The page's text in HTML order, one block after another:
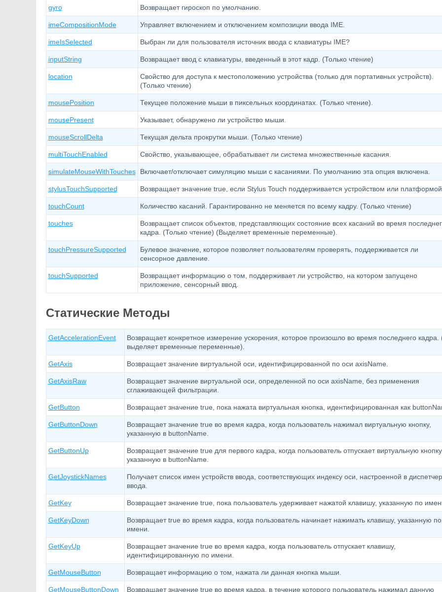
gyro Возвращает гироскоп по умолчанию.
imeCompositionMode Управляет включением и отключением композиции ввода IME.
imeIsSelected Выбран ли для пользователя источник ввода с клавиатуры IME?
inputString Возвращает ввод с клавиатуры, введенный в этот кадр. (Только чтение)
location
Свойство для доступа к местоположению устройства (только для портативных устройств).
(Только чтение)
mousePosition Текущее положение мыши в пиксельных координатах. (Только чтение).
mousePresent Указывает, обнаружено ли устройство мыши.
mouseScrollDelta Текущая дельта прокрутки мыши. (Только чтение)
multiTouchEnabled Свойство, указывающее, обрабатывает ли система множественные касания.
simulateMouseWithTouches Включает/отключает симуляцию мыши с касаниями. По умолчанию эта опция включена.
stylusTouchSupported Возвращает значение true, если Stylus Touch поддерживается устройством или платформой.
touchCount Количество касаний. Гарантированно не меняется по всему кадру. (Только чтение)
touches
Возвращает список объектов, представляющих состояние всех касаний во время
кадра. (Только чтение) (Выделяет временные переменные).
touchPressureSupported
Булевое значение, которое позволяет пользователям проверять, поддерживается ли
сенсорное давление.
touchSupported
Возвращает информацию о том, поддерживает ли устройство, на котором запущено
приложение, сенсорный ввод.
Статические Методы
GetAccelerationEvent
Возвращает конкретное измерение ускорения, которое произошло во время последнего кадра.
выделяет временные переменные).
GetAxis Возвращает значение виртуальной оси, идентифицированной по оси axisName.
GetAxisRaw
Возвращает значение виртуальной оси, определенной по оси axisName, без применения
сглаживающей фильтрации.
GetButton Возвращает значение true, пока нажата виртуальная кнопка, идентифицированная как
GetButtonDown
Возвращает значение true во время кадра, когда пользователь нажимал виртуальную кнопку,
указанную в buttonName.
GetButtonUp
Возвращает значение true для первого кадра, когда пользователь отпускает виртуальную кнопку,
указанную в buttonName.
GetJoystickNames
Получает список имен устройств ввода, соответствующих индексу оси, настроенной в
ввода.
GetKey Возвращает значение true, пока пользователь удерживает нажатой клавишу, указанную по
GetKeyDown
Возвращает true во время кадра, когда пользователь начинает нажимать клавишу, указанную по
имени.
GetKeyUp
Возвращает значение true во время кадра, когда пользователь отпускает клавишу,
идентифицированную по имени.
GetMouseButton Возвращает информацию о том, нажата ли данная кнопка мыши.
GetMouseButtonDown Возвращает значение true во время кадра, в течение которого пользователь нажимал данную